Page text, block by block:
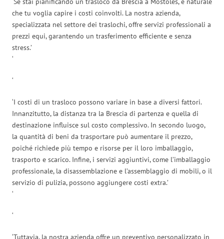
che tu voglia capire i costi coinvolti. La nostra azienda,
specializzata nel settore dei traslochi, offre servizi professionali a
prezzi equi, garantendo un trasferimento efficiente e senza
stress.’
‘
‘
‘I costi di un trasloco possono variare in base a diversi fattori.
Innanzitutto, la distanza tra la Brescia di partenza e quella di
destinazione influisce sul costo complessivo. In secondo luogo,
la quantità di beni da trasportare può aumentare il prezzo,
poiché richiede più tempo e risorse per il loro imballaggio,
trasporto e scarico. Infine, i servizi aggiuntivi, come l’imballaggio
professionale, la disassemblazione e l’assemblaggio di mobili, o il
servizio di pulizia, possono aggiungere costi extra.’
‘
‘
‘Tuttavia, la nostra azienda offre un preventivo personalizzato in